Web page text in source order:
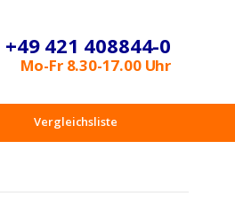
+49 421 408844-0
Mo-Fr 8.30-17.00 Uhr
Vergleichsliste